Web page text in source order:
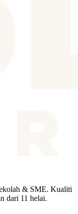
& SME. Kualiti
dari 11 helai.